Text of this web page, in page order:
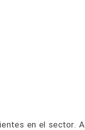
en el sector. A